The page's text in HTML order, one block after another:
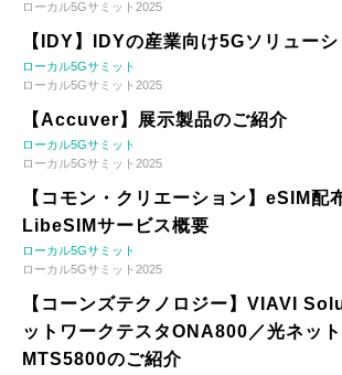
ローカル5Gサミット2025
【IDY】IDYの産業向け5Gソリューシ
ローカル5Gサミット
ローカル5Gサミット2025
【Accuver】展示製品のご紹介
ローカル5Gサミット
ローカル5Gサミット2025
【コモン・クリエーション】eSIM配
LibeSIMサービス概要
ローカル5Gサミット
ローカル5Gサミット2025
【コーンズテクノロジー】VIAVI
ットワークテスタONA800／光ネッ
MTS5800のご紹介